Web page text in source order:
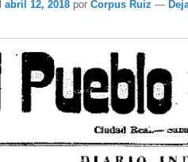
abril 12, 2018 por Corpus Ruiz —